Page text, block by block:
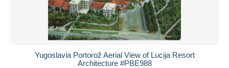
Yugoslavia Portorož Aerial View of Lucija Resort
Architecture #PBE988